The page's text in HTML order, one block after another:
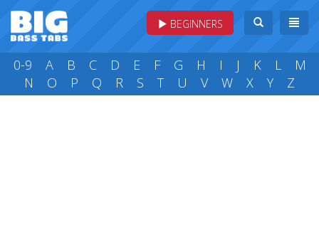
BEGINNERS
0-9 A B C D E F G H I J K L
M
N
O P Q R S T U V W X Y Z